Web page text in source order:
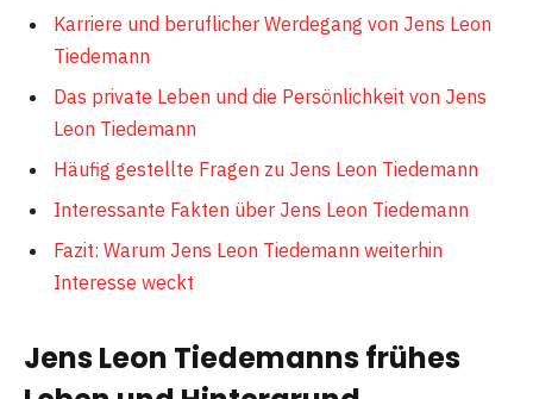
Karriere und beruflicher Werdegang von Jens Leon
Tiedemann
Das private Leben und die Persönlichkeit von Jens
Leon Tiedemann
Häufig gestellte Fragen zu Jens Leon Tiedemann
Interessante Fakten über Jens Leon Tiedemann
Fazit: Warum Jens Leon Tiedemann weiterhin
Interesse weckt
Jens Leon Tiedemanns frühes